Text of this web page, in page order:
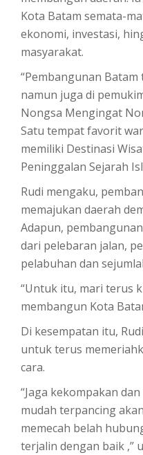
Kota Batam semata-
ekonomi, investasi,
masyarakat.
“Pembangunan
namun juga di
Nongsa Mengingat
Satu tempat favorit
memiliki Destinasi
Peninggalan Sejarah
Rudi mengaku,
memajukan daerah
Adapun,
dari pelebaran jalan,
pelabuhan dan
“Untuk itu, mari terus
membangun Kota
Di kesempatan itu,
untuk terus
cara.
“Jaga kekompakan
mudah terpancing
memecah belah
terjalin dengan baik ,”